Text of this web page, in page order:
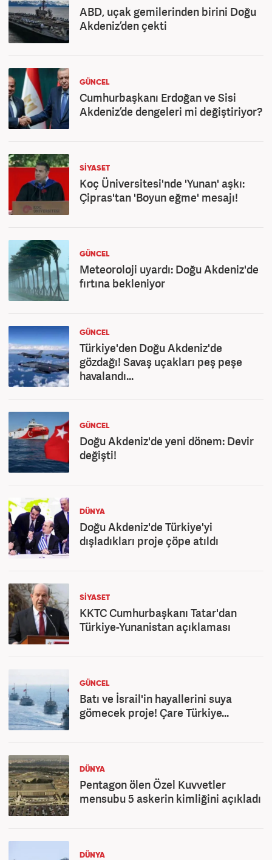
ABD, uçak gemilerinden birini Doğu
Akdeniz’den çekti
GÜNCEL
Cumhurbaşkanı Erdoğan ve Sisi
Akdeniz’de dengeleri mi değiştiriyor?
SİYASET
Koç Üniversitesi'nde 'Yunan' aşkı:
Çipras'tan 'Boyun eğme' mesajı!
GÜNCEL
Meteoroloji uyardı: Doğu Akdeniz'de
fırtına bekleniyor
GÜNCEL
Türkiye'den Doğu Akdeniz'de
gözdağı! Savaş uçakları peş peşe
havalandı...
GÜNCEL
Doğu Akdeniz'de yeni dönem: Devir
değişti!
DÜNYA
Doğu Akdeniz'de Türkiye'yi
dışladıkları proje çöpe atıldı
SİYASET
KKTC Cumhurbaşkanı Tatar'dan
Türkiye-Yunanistan açıklaması
GÜNCEL
Batı ve İsrail'in hayallerini suya
gömecek proje! Çare Türkiye...
DÜNYA
Pentagon ölen Özel Kuvvetler
mensubu 5 askerin kimliğini açıkladı
DÜNYA